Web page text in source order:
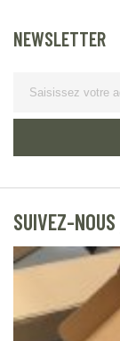
NEWSLETTER
SUIVEZ-NOUS